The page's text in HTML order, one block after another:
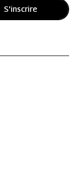
S'inscrire